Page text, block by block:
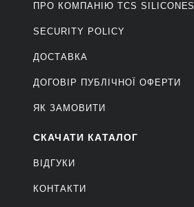
ПРО КОМПАНІЮ ТCS SILICONES
SECURITY POLICY
ДОСТАВКА
ДОГОВІР ПУБЛІЧНОЇ ОФЕРТИ
ЯК ЗАМОВИТИ
СКАЧАТИ КАТАЛОГ
ВІДГУКИ
КОНТАКТИ